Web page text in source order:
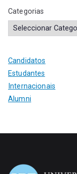
Categorias
Candidatos
Estudantes
Internacionais
Alumni